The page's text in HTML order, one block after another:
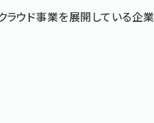
ウド事業を展開している企業